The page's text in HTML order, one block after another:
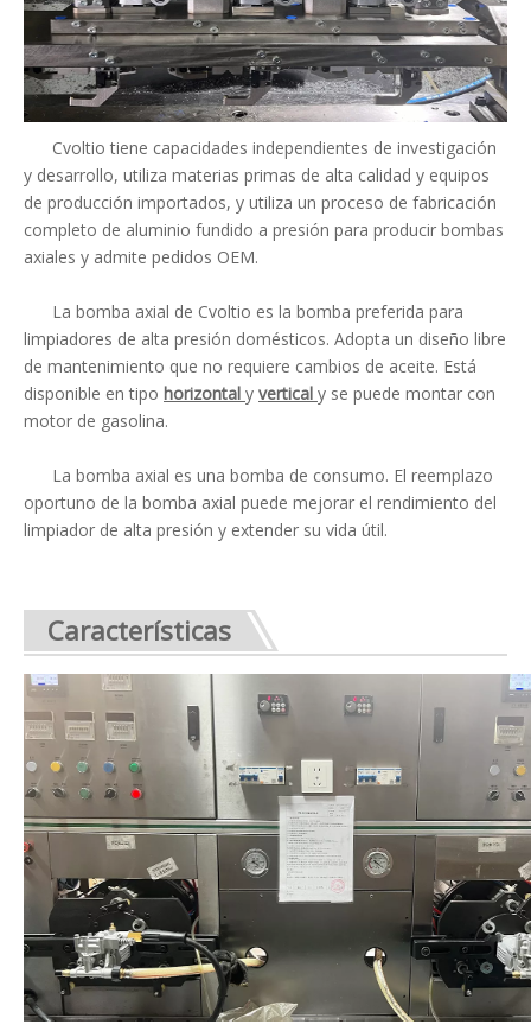
Cvoltio tiene capacidades independientes de investigación
y desarrollo, utiliza materias primas de alta calidad y equipos
de producción importados, y utiliza un proceso de fabricación
completo de aluminio fundido a presión para producir bombas
axiales y admite pedidos OEM.
La bomba axial de Cvoltio es la bomba preferida para
limpiadores de alta presión domésticos. Adopta un diseño libre
de mantenimiento que no requiere cambios de aceite. Está
disponible en tipo horizontal y vertical y se puede montar con
motor de gasolina.
La bomba axial es una bomba de consumo. El reemplazo
oportuno de la bomba axial puede mejorar el rendimiento del
limpiador de alta presión y extender su vida útil.
Características